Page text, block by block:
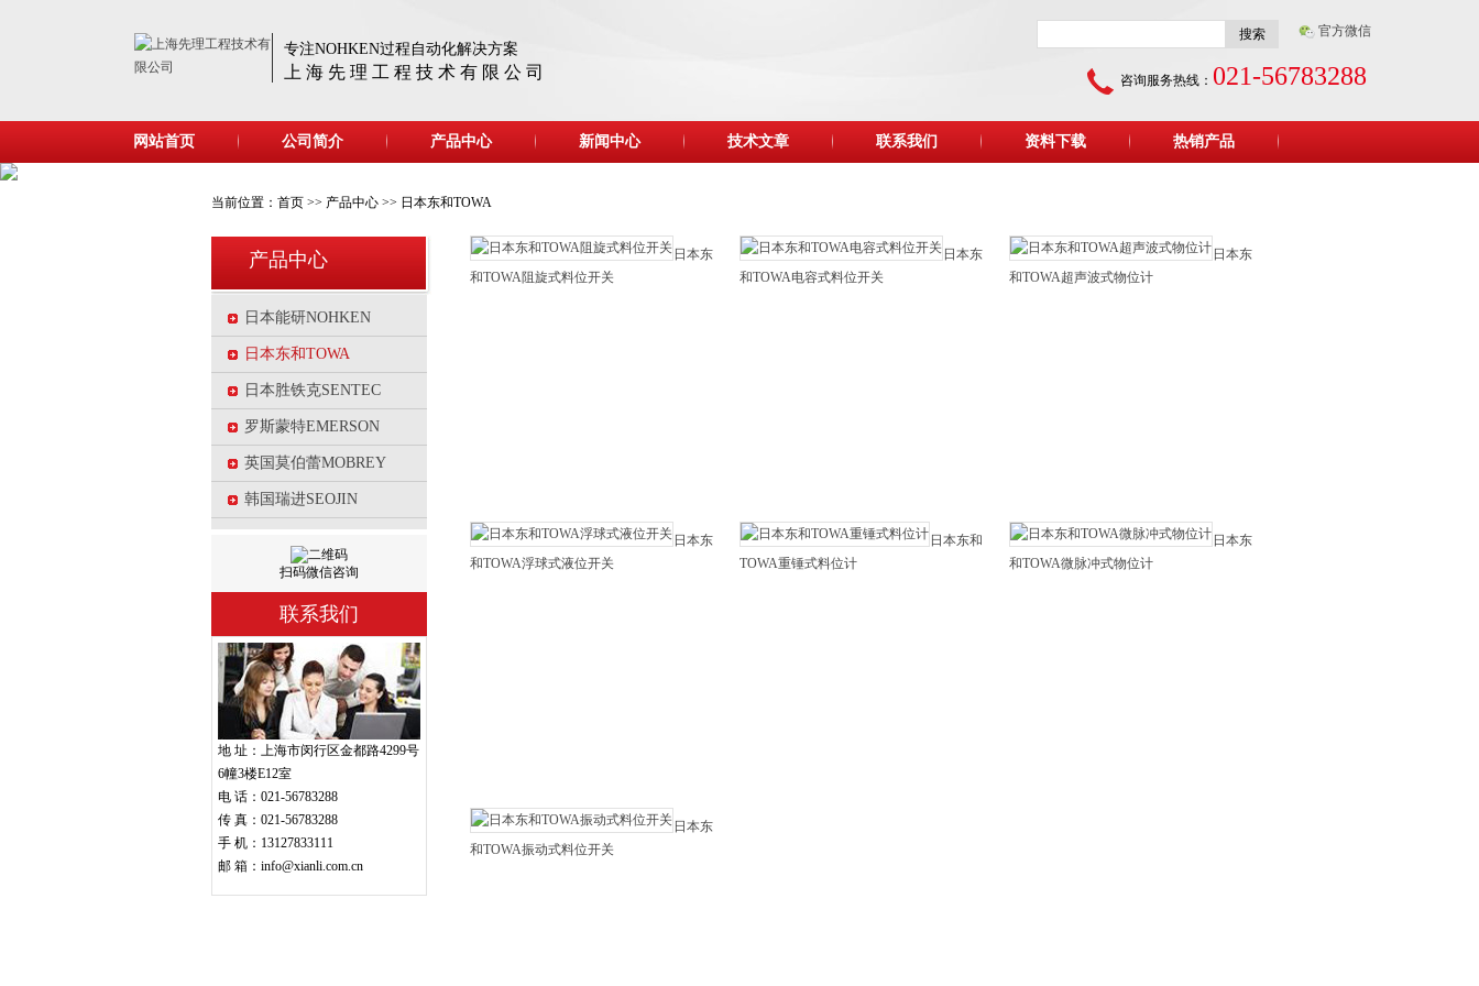
专注NOHKEN过程自动化解决方案
上 海 先 理 工 程 技 术 有 限 公 司
搜索 官方微信
咨询服务热线： 021-56783288
网站首页 公司简介 产品中心 新闻中心 技术文章 联系我们 资料下载 热销产品
当前位置： 首页 >> 产品中心 >> 日本东和TOWA
产品中心
日本能研NOHKEN
日本东和TOWA
日本胜铁克SENTEC
罗斯蒙特EMERSON
英国莫伯蕾MOBREY
韩国瑞进SEOJIN
扫码微信咨询
联系我们
地 址：上海市闵行区金都路4299号
6幢3楼E12室
电 话：021-56783288
传 真：021-56783288
手 机：13127833111
邮 箱：info@xianli.com.cn
日本东
和TOWA阻旋式料位开关
日本东
和TOWA电容式料位开关
日本东
和TOWA超声波式物位计
日本东
和TOWA浮球式液位开关
日本东和
TOWA重锤式料位计
日本东
和TOWA微脉冲式物位计
日本东
和TOWA振动式料位开关